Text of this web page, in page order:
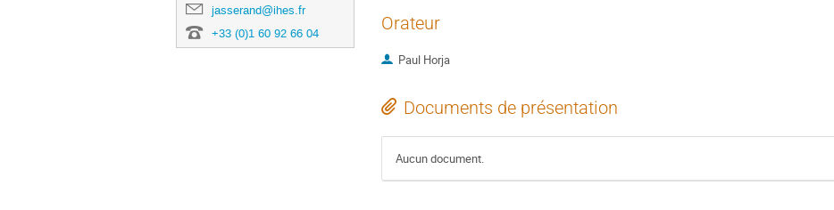
jasserand@ihes.fr
+33 (0)1 60 92 66 04
Orateur
Paul Horja
Documents de présentation
Aucun document.